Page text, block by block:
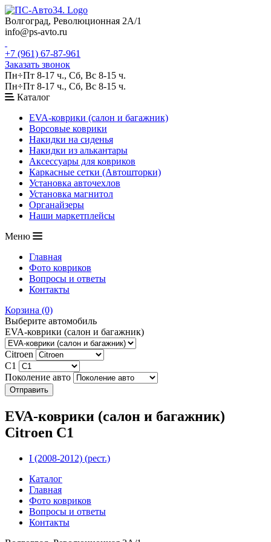
Волгоград, Революционная 2А/1
info@ps-avto.ru
+7 (961) 67-87-961
Заказать звонок
Пн÷Пт 8-17 ч., Сб, Вс 8-15 ч.
Пн÷Пт 8-17 ч., Сб, Вс 8-15 ч.
Каталог
EVA-коврики (салон и багажник)
Ворсовые коврики
Накидки на сиденья
Накидки из алькантары
Аксессуары для ковриков
Каркасные сетки (Автошторки)
Установка авточехлов
Установка магнитол
Органайзеры
Наши маркетплейсы
Меню
Главная
Фото ковриков
Вопросы и ответы
Контакты
Корзина (0)
Выберите автомобиль
EVA-коврики (салон и багажник)
Citroen
C1
Поколение авто
EVA-коврики (салон и багажник)
Citroen C1
I (2008-2012) (рест.)
Каталог
Главная
Фото ковриков
Вопросы и ответы
Контакты